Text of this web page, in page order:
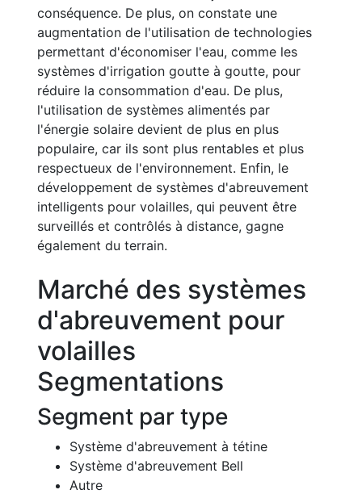
conséquence. De plus, on constate une
augmentation de l'utilisation de technologies
permettant d'économiser l'eau, comme les
systèmes d'irrigation goutte à goutte, pour
réduire la consommation d'eau. De plus,
l'utilisation de systèmes alimentés par
l'énergie solaire devient de plus en plus
populaire, car ils sont plus rentables et plus
respectueux de l'environnement. Enfin, le
développement de systèmes d'abreuvement
intelligents pour volailles, qui peuvent être
surveillés et contrôlés à distance, gagne
également du terrain.
Marché des systèmes
d'abreuvement pour
volailles
Segmentations
Segment par type
Système d'abreuvement à tétine
Système d'abreuvement Bell
Autre